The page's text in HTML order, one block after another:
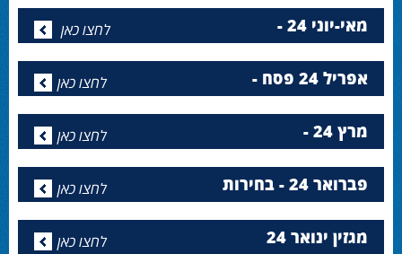
מאי-יוני 24 - לחצו כאן
אפריל 24 פסח - לחצו כאן
מרץ 24 - לחצו כאן
פברואר 24 - בחירות לחצו כאן
מגזין ינואר 24 לחצו כאן